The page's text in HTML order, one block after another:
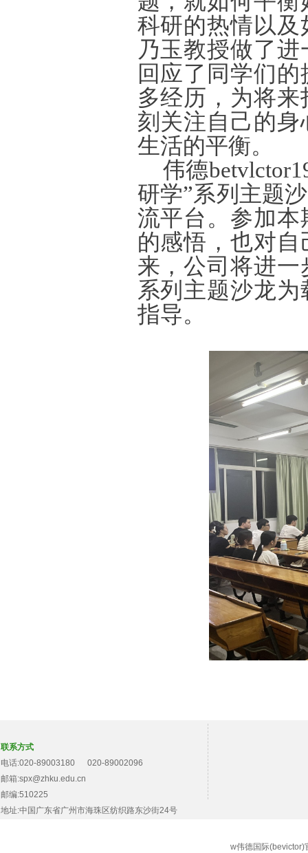
科研的热情以
乃玉教授做了
回应了同学们
多经历，为将
刻关注自己的
生活的平衡。
伟德
研学”系列主题
流平台。参加
的感悟，也对
来，公司将进
系列主题沙龙
指导。
联系方式
电话:020-89003180 020-89002096
邮箱:spx@zhku.edu.cn
邮编:510225
地址:中国广东省广州市海珠区纺织路东沙街24号
w伟德国际(bevictor)